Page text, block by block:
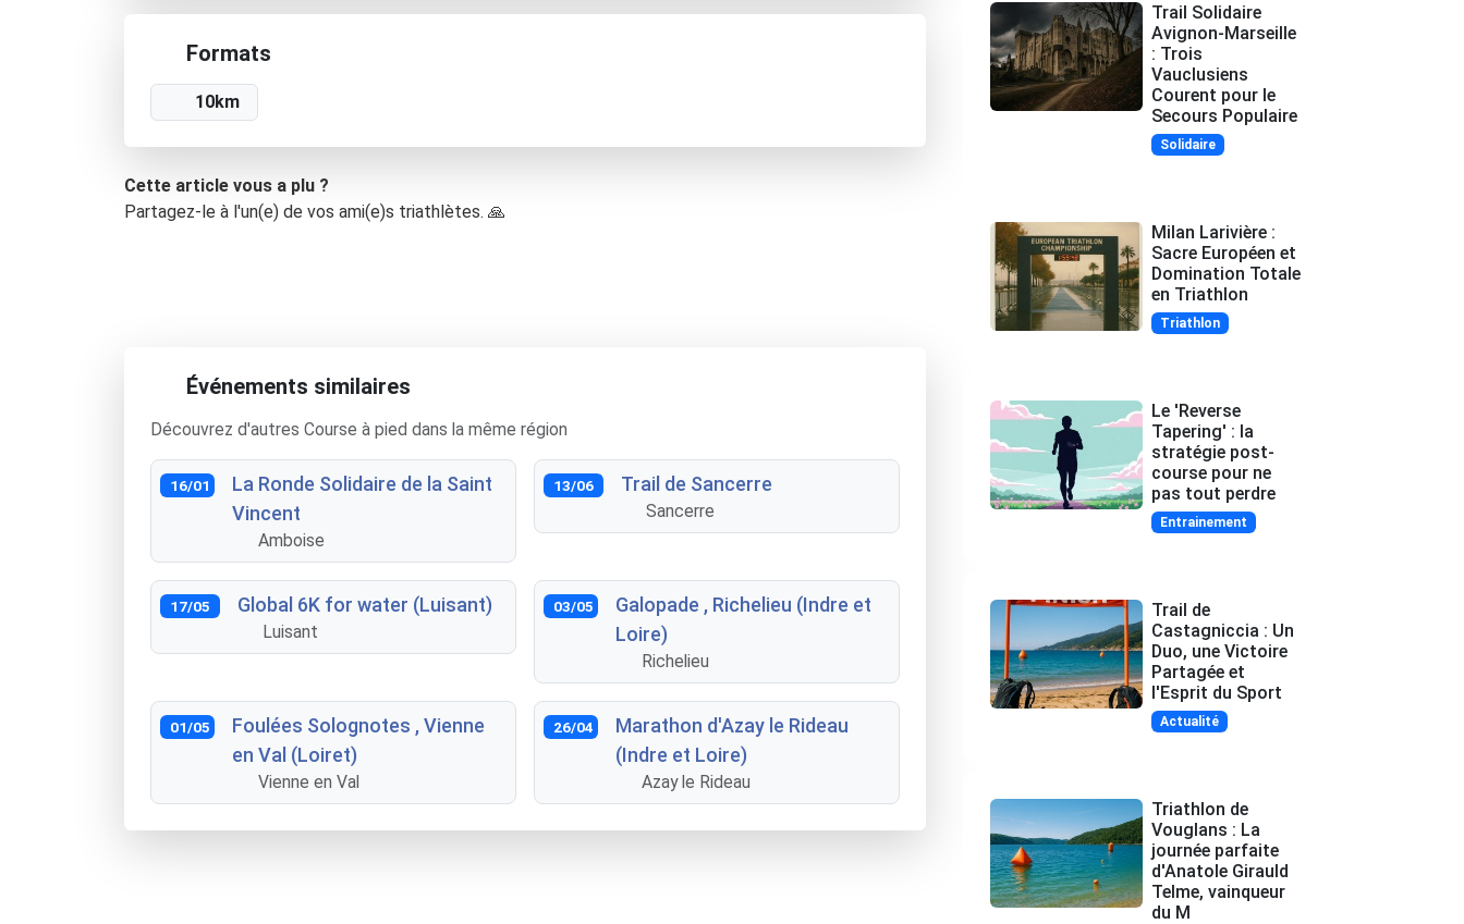
Formats
10km
Cette article vous a plu ?
Partagez-le à l'un(e) de vos ami(e)s triathlètes. 🙏
Événements similaires
Découvrez d'autres Course à pied dans la même région
16/01
La Ronde Solidaire de la Saint
Vincent
Amboise
13/06 Trail de Sancerre
Sancerre
17/05 Global 6K for water (Luisant)
Luisant
03/05
Galopade , Richelieu (Indre et
Loire)
Richelieu
01/05
Foulées Solognotes , Vienne
en Val (Loiret)
Vienne en Val
26/04
Marathon d'Azay le Rideau
(Indre et Loire)
Azay le Rideau
Trail Solidaire
Avignon-Marseille
: Trois
Vauclusiens
Courent pour le
Secours Populaire
Solidaire
Milan Larivière :
Sacre Européen et
Domination Totale
en Triathlon
Triathlon
Le 'Reverse
Tapering' : la
stratégie post-
course pour ne
pas tout perdre
Entrainement
Trail de
Castagniccia : Un
Duo, une Victoire
Partagée et
l'Esprit du Sport
Actualité
Triathlon de
Vouglans : La
journée parfaite
d'Anatole Girauld
Telme, vainqueur
du M